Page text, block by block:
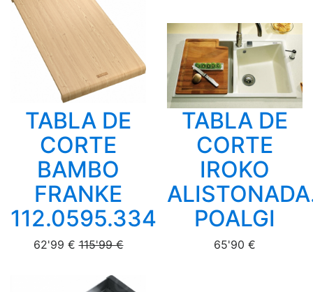
TABLA DE
CORTE
BAMBO
FRANKE
112.0595.334
62'99 €115'99 €
TABLA DE
CORTE
IROKO
POALGI
65'90 €